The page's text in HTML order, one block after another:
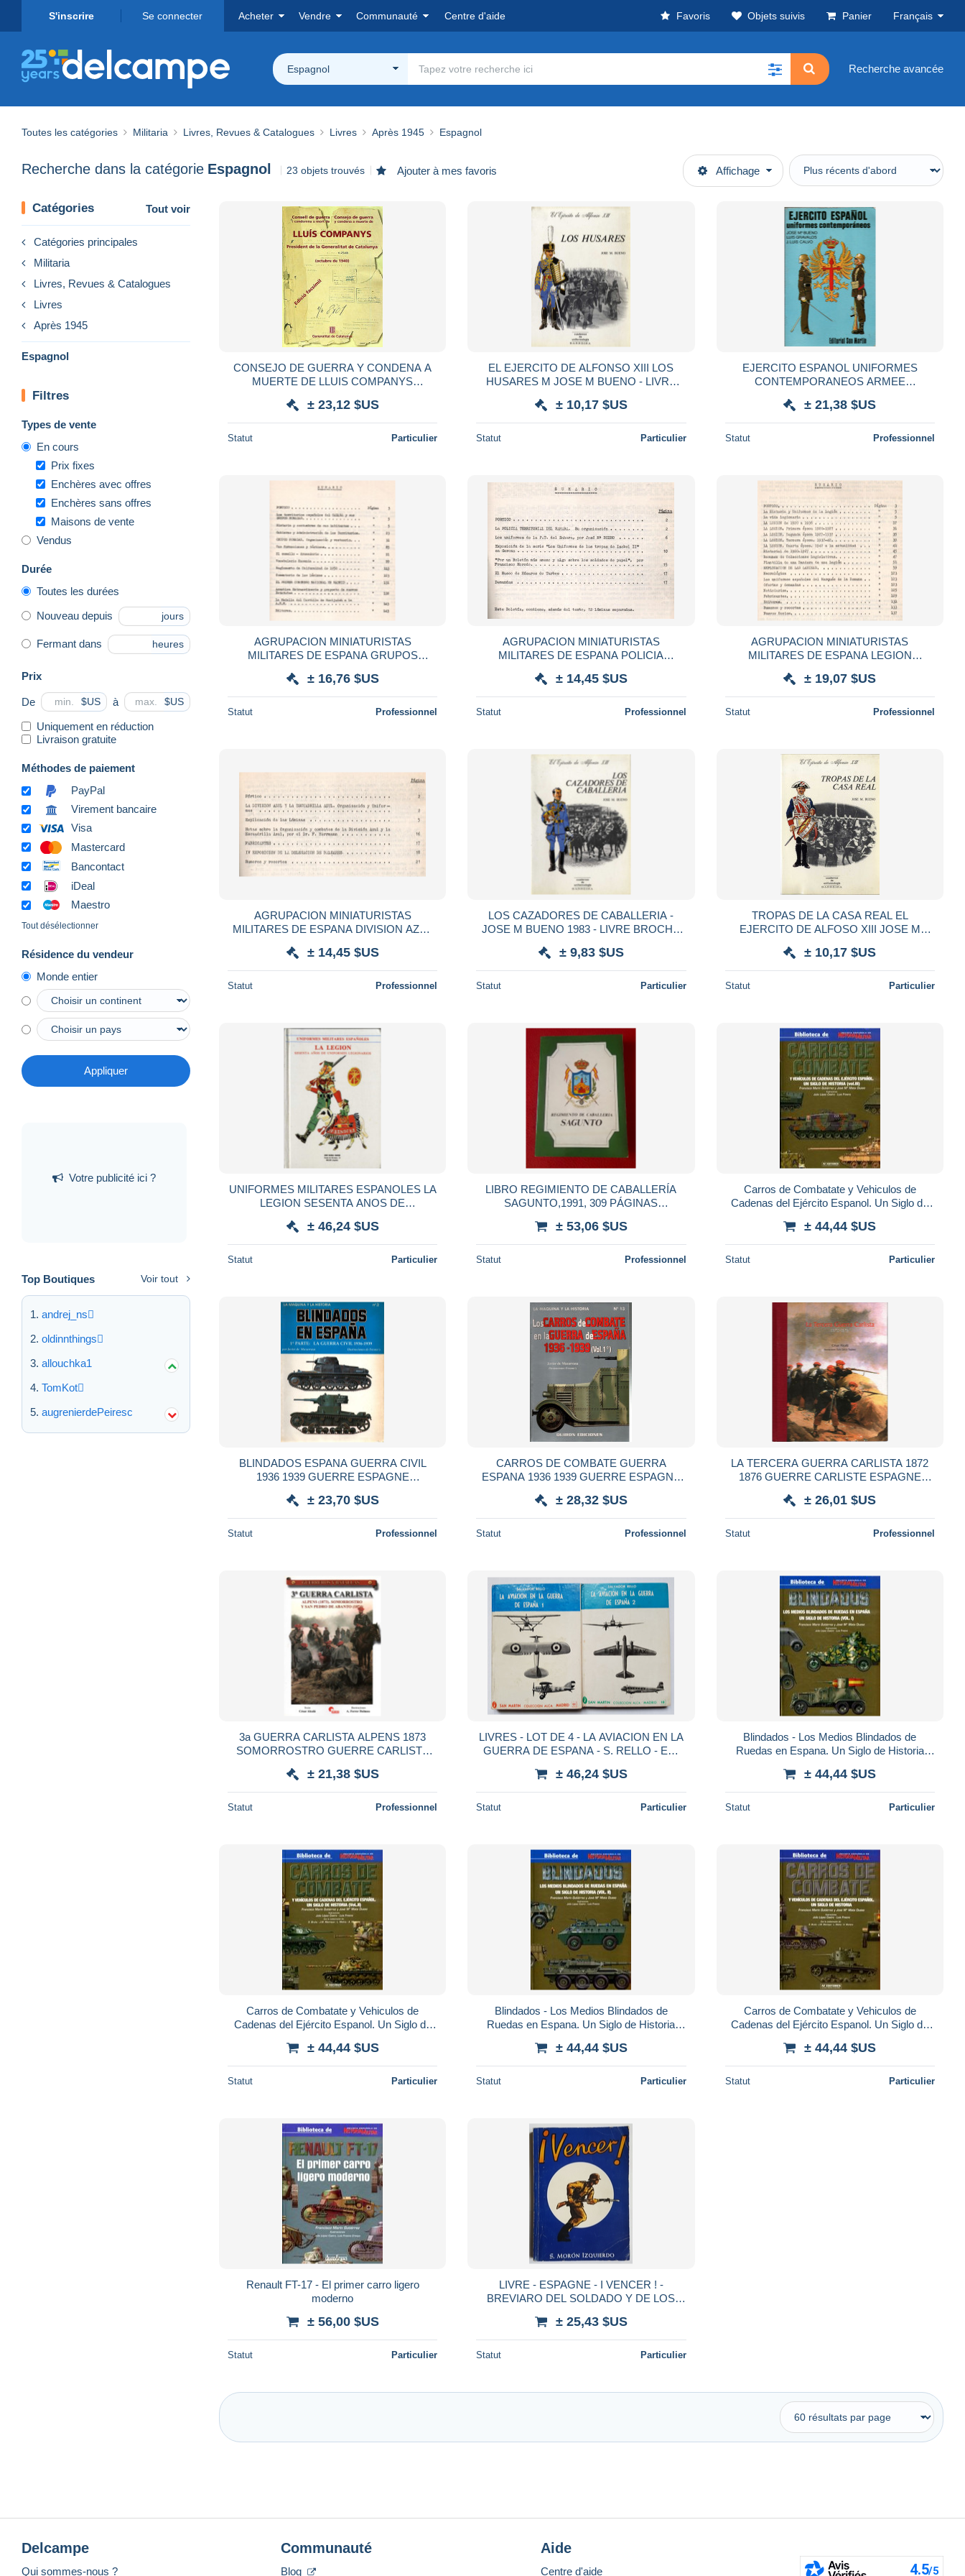
S'inscrire Se connecter Acheter Vendre Communauté Centre d'aide Favoris Objets suivis Panier Français
Espagnol Recherche avancée
Toutes les catégories Militaria Livres, Revues & Catalogues Livres Après 1945 Espagnol
Recherche dans la catégorie Espagnol 23 objets trouvés Ajouter à mes favoris Affichage
Catégories Tout voir
Catégories principales
Militaria
Livres, Revues & Catalogues
Livres
Après 1945
Espagnol
Filtres
Types de vente
En cours
Prix fixes
Enchères avec offres
Enchères sans offres
Maisons de vente
Vendus
Durée
Toutes les durées
Nouveau depuis jours
Fermant dans heures
Prix
De $US à $US
Uniquement en réduction
Livraison gratuite
Méthodes de paiement
PayPal
Virement bancaire
Visa
Mastercard
Bancontact
iDeal
Maestro
Tout désélectionner
Résidence du vendeur
Monde entier
Appliquer
Votre publicité ici ?
Top Boutiques Voir tout
andrej_ns
oldinnthings
allouchka1
TomKot
augrenierdePeiresc
CONSEJO DE GUERRA Y CONDENA A
MUERTE DE LLUIS COMPANYS
OCTUBRE 1940 GUERRA CIVIL FRANCO
± 23,12 $US
Statut Particulier
EL EJERCITO DE ALFONSO XIII LOS
HUSARES M JOSE M BUENO - LIVRE
ILLUSTRATIONS
± 10,17 $US
Statut Particulier
EJERCITO ESPANOL UNIFORMES
CONTEMPORANEOS ARMEE
± 21,38 $US
Statut Professionnel
AGRUPACION MINIATURISTAS
MILITARES DE ESPANA GRUPOS
NOMADES SAHARIENS
± 16,76 $US
Statut Professionnel
AGRUPACION MINIATURISTAS
MILITARES DE ESPANA POLICIA
TERRITORIALE
± 14,45 $US
Statut Professionnel
AGRUPACION MINIATURISTAS
MILITARES DE ESPANA LEGION
FRANCO ESPAGNE 1920 1970
± 19,07 $US
Statut Professionnel
AGRUPACION MINIATURISTAS
MILITARES DE ESPANA DIVISION AZUL
VOLONTAIRES ESPAGNE
± 14,45 $US
Statut Professionnel
LOS CAZADORES DE CABALLERIA -
JOSE M BUENO 1983 - LIVRE BROCHE
ILLUSTRATIONS
± 9,83 $US
Statut Particulier
TROPAS DE LA CASA REAL EL
EJERCITO DE ALFOSO XIII JOSE M
± 10,17 $US
Statut Particulier
UNIFORMES MILITARES ESPANOLES LA
LEGION SESENTA ANOS DE
MARIA BUENO -136 PAGES LIVRE RELIE
± 46,24 $US
Statut Particulier
LIBRO REGIMIENTO DE CABALLERÍA
SAGUNTO,1991, 309 PÁGINAS
DESCRIPCIÓN..ESPAÑA SPAIN...
± 53,06 $US
Statut Professionnel
Carros de Combatate y Vehiculos de
Cadenas del Ejército Espanol. Un Siglo de
± 44,44 $US
Statut Particulier
BLINDADOS ESPANA GUERRA CIVIL
1936 1939 GUERRE ESPAGNE
± 23,70 $US
Statut Professionnel
CARROS DE COMBATE GUERRA
ESPANA 1936 1939 GUERRE ESPAGNE
± 28,32 $US
Statut Professionnel
LA TERCERA GUERRA CARLISTA 1872
1876 GUERRE CARLISTE ESPAGNE
± 26,01 $US
Statut Professionnel
3a GUERRA CARLISTA ALPENS 1873
SOMORROSTRO GUERRE CARLISTE
± 21,38 $US
Statut Professionnel
LIVRES - LOT DE 4 - LA AVIACION EN LA
GUERRA DE ESPANA - S. RELLO - ED.
REPUBLICAIN
± 46,24 $US
Statut Particulier
Blindados - Los Medios Blindados de
Ruedas en Espana. Un Siglo de Historia
± 44,44 $US
Statut Particulier
Carros de Combatate y Vehiculos de
Cadenas del Ejército Espanol. Un Siglo de
± 44,44 $US
Statut Particulier
Blindados - Los Medios Blindados de
Ruedas en Espana. Un Siglo de Historia
± 44,44 $US
Statut Particulier
Carros de Combatate y Vehiculos de
Cadenas del Ejército Espanol. Un Siglo de
± 44,44 $US
Statut Particulier
Renault FT-17 - El primer carro ligero
moderno
± 56,00 $US
Statut Particulier
LIVRE - ESPAGNE - I VENCER ! -
BREVIARO DEL SOLDADO Y DE LOS
IZQUIERDO - 1975
± 25,43 $US
Statut Particulier
Delcampe
Qui sommes-nous ?
Communauté
Blog
Aide
Centre d'aide